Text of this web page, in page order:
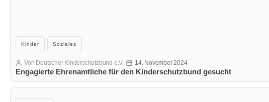
Kategorien
Kinder Soziales
Engagierte Ehrenamtliche für den Kinderschutzbund gesucht
Beitragsautor
Von Deutscher Kinderschutzbund e.V. Veröffentlichungsdatum
14. November 2024